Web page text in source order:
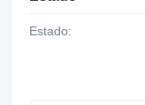
Estado: